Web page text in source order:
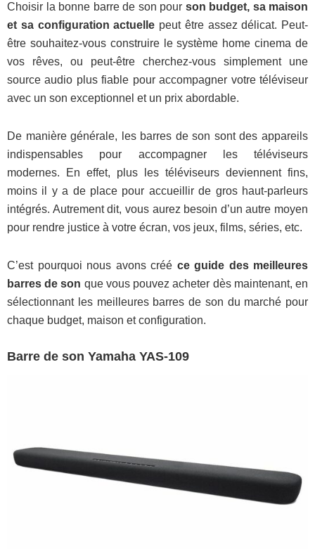
Choisir la bonne barre de son pour son budget, sa maison
et sa configuration actuelle peut être assez délicat. Peut-
être souhaitez-vous construire le système home cinema de
vos rêves, ou peut-être cherchez-vous simplement une
source audio plus fiable pour accompagner votre téléviseur
avec un son exceptionnel et un prix abordable.
De manière générale, les barres de son sont des appareils
indispensables pour accompagner les téléviseurs
modernes. En effet, plus les téléviseurs deviennent fins,
moins il y a de place pour accueillir de gros haut-parleurs
intégrés. Autrement dit, vous aurez besoin d’un autre moyen
pour rendre justice à votre écran, vos jeux, films, séries, etc.
C’est pourquoi nous avons créé ce guide des meilleures
barres de son que vous pouvez acheter dès maintenant, en
sélectionnant les meilleures barres de son du marché pour
chaque budget, maison et configuration.
Barre de son Yamaha YAS-109